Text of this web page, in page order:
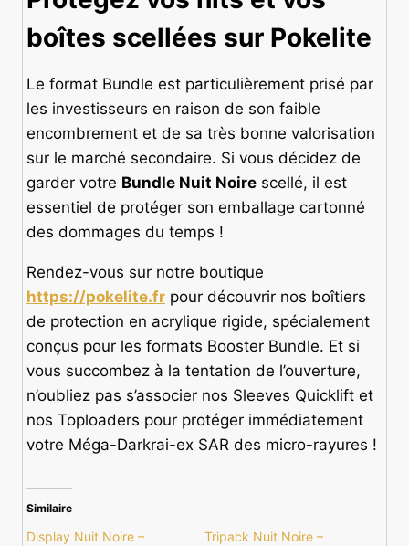
boîtes scellées sur Pokelite
Le format Bundle est particulièrement prisé par
les investisseurs en raison de son faible
encombrement et de sa très bonne valorisation
sur le marché secondaire. Si vous décidez de
garder votre Bundle Nuit Noire scellé, il est
essentiel de protéger son emballage cartonné
des dommages du temps !
Rendez-vous sur notre boutique
https://pokelite.fr pour découvrir nos boîtiers
de protection en acrylique rigide, spécialement
conçus pour les formats Booster Bundle. Et si
vous succombez à la tentation de l’ouverture,
n’oubliez pas s’associer nos Sleeves Quicklift et
nos Toploaders pour protéger immédiatement
votre Méga-Darkrai-ex SAR des micro-rayures !
Similaire
Display Nuit Noire –
Tripack Nuit Noire –